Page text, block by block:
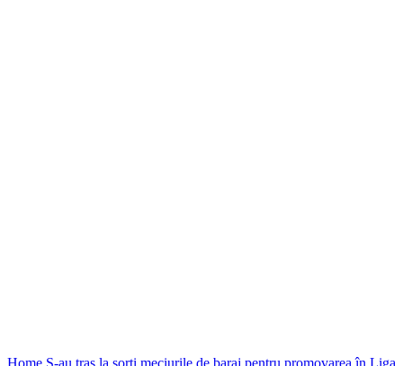
Home S-au tras la sorţi meciurile de baraj pentru promovarea în Liga